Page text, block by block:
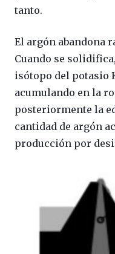
tanto.
El argón abandona
Cuando se
isótopo del potasio
acumulando en la
posteriormente la
cantidad de argón
producción por